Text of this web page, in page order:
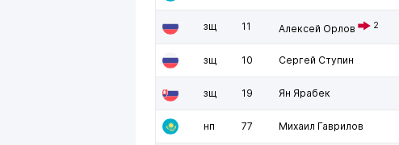
зщ 11 Алексей Орлов 2
зщ 10 Сергей Ступин
зщ 19 Ян Ярабек
нп 77 Михаил Гаврилов